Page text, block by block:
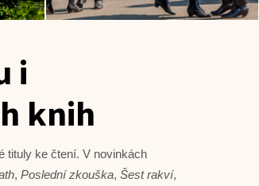
i
knih
tituly ke čtení. V novinkách
, Poslední zkouška, Šest rakví,